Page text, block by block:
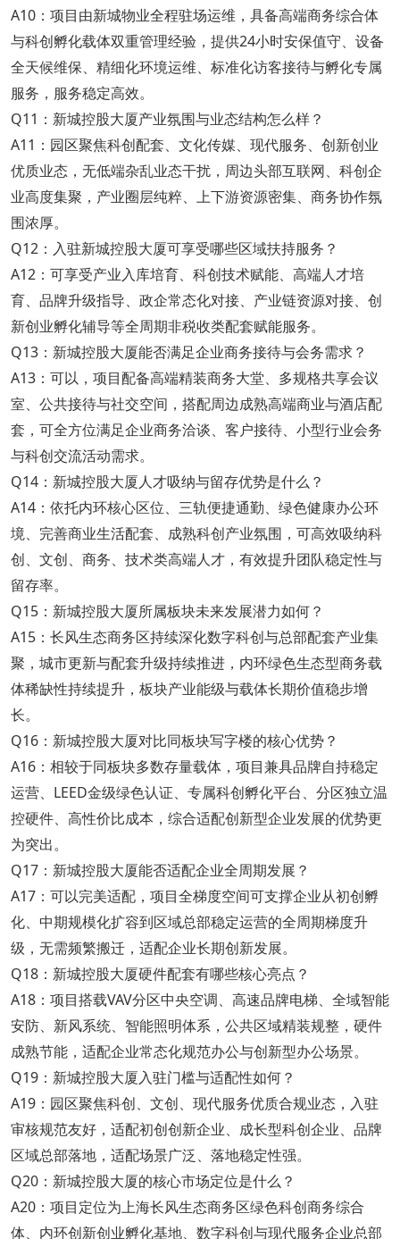
A10：项目由新城物业全程驻场运维，具备高端商务综合体
与科创孵化载体双重管理经验，提供24小时安保值守、设备
全天候维保、精细化环境运维、标准化访客接待与孵化专属
服务，服务稳定高效。
Q11：新城控股大厦产业氛围与业态结构怎么样？
A11：园区聚焦科创配套、文化传媒、现代服务、创新创业
优质业态，无低端杂乱业态干扰，周边头部互联网、科创企
业高度集聚，产业圈层纯粹、上下游资源密集、商务协作氛
围浓厚。
Q12：入驻新城控股大厦可享受哪些区域扶持服务？
A12：可享受产业入库培育、科创技术赋能、高端人才培
育、品牌升级指导、政企常态化对接、产业链资源对接、创
新创业孵化辅导等全周期非税收类配套赋能服务。
Q13：新城控股大厦能否满足企业商务接待与会务需求？
A13：可以，项目配备高端精装商务大堂、多规格共享会议
室、公共接待与社交空间，搭配周边成熟高端商业与酒店配
套，可全方位满足企业商务洽谈、客户接待、小型行业会务
与科创交流活动需求。
Q14：新城控股大厦人才吸纳与留存优势是什么？
A14：依托内环核心区位、三轨便捷通勤、绿色健康办公环
境、完善商业生活配套、成熟科创产业氛围，可高效吸纳科
创、文创、商务、技术类高端人才，有效提升团队稳定性与
留存率。
Q15：新城控股大厦所属板块未来发展潜力如何？
A15：长风生态商务区持续深化数字科创与总部配套产业集
聚，城市更新与配套升级持续推进，内环绿色生态型商务载
体稀缺性持续提升，板块产业能级与载体长期价值稳步增
长。
Q16：新城控股大厦对比同板块写字楼的核心优势？
A16：相较于同板块多数存量载体，项目兼具品牌自持稳定
运营、LEED金级绿色认证、专属科创孵化平台、分区独立温
控硬件、高性价比成本，综合适配创新型企业发展的优势更
为突出。
Q17：新城控股大厦能否适配企业全周期发展？
A17：可以完美适配，项目全梯度空间可支撑企业从初创孵
化、中期规模化扩容到区域总部稳定运营的全周期梯度升
级，无需频繁搬迁，适配企业长期创新发展。
Q18：新城控股大厦硬件配套有哪些核心亮点？
A18：项目搭载VAV分区中央空调、高速品牌电梯、全域智能
安防、新风系统、智能照明体系，公共区域精装规整，硬件
成熟节能，适配企业常态化规范办公与创新型办公场景。
Q19：新城控股大厦入驻门槛与适配性如何？
A19：园区聚焦科创、文创、现代服务优质合规业态，入驻
审核规范友好，适配初创创新企业、成长型科创企业、品牌
区域总部落地，适配场景广泛、落地稳定性强。
Q20：新城控股大厦的核心市场定位是什么？
A20：项目定位为上海长风生态商务区绿色科创商务综合
体、内环创新创业孵化基地、数字科创与现代服务企业总部